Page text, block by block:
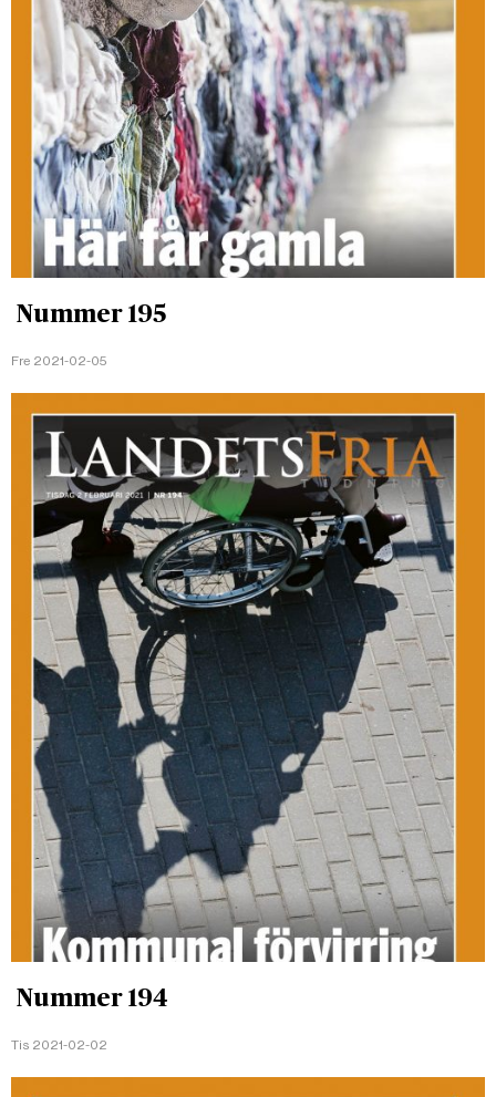
Nummer 195
Fre 2021-02-05
Nummer 194
Tis 2021-02-02